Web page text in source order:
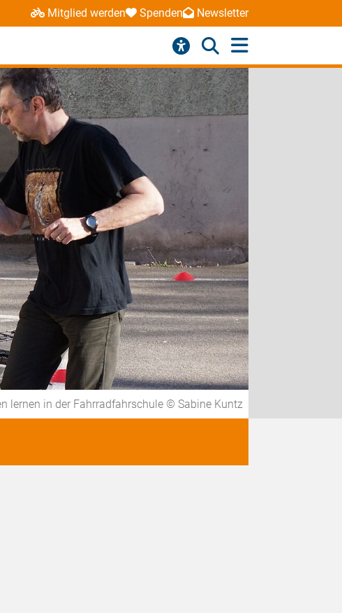
Mitglied werden Spenden Newsletter
lernen in der Fahrradfahrschule © Sabine Kuntz